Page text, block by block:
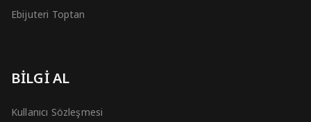
Ebijuteri Toptan
BİLGİ AL
Kullanıcı Sözleşmesi